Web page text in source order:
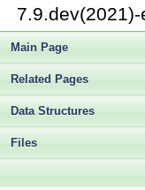
Main Page
Related Pages
Data Structures
Files
histogram.c
history.c
► d/history.c
► hmgen.c
► home.c
► house.c
► housev.c
► ialloc.c